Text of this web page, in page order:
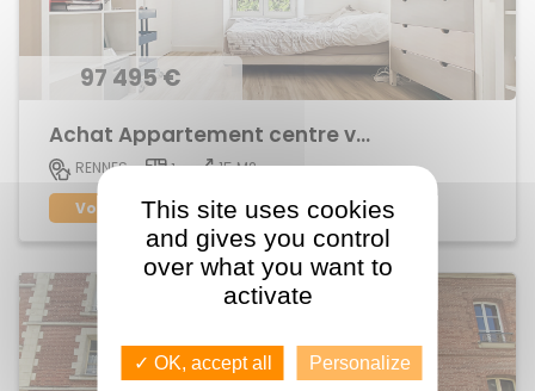
97 495 €
Achat Appartement centre ville
RENNES 1
15 M2
Voir le bienThis site uses cookies
and gives you control
over what you want to
activate
✓ OK, accept all Personalize